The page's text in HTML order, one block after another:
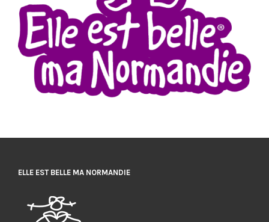
ELLE EST BELLE MA NORMANDIE